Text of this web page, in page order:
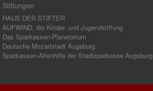
Stiftungen
HAUS DER STIFTER
AUFWIND, die Kinder- und Jugendstiftung
Das Sparkassen-Planetarium
Deutsche Mozartstadt Augsburg
Sparkassen-Altenhilfe der Stadtsparkasse Augsburg